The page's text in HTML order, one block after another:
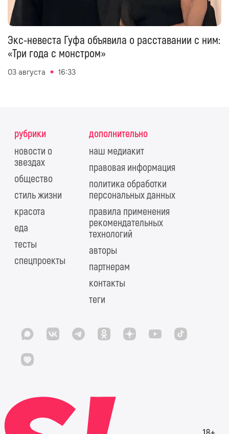
Экс-невеста Гуфа объявила о расставании с ним:
«Три года с монстром»
03 августа 16:33
рубрики
новости о
звездах
общество
стиль жизни
красота
еда
тесты
спецпроекты
дополнительно
наш медиакит
правовая информация
политика обработки
персональных данных
правила применения
рекомендательных
технологий
авторы
партнерам
контакты
теги